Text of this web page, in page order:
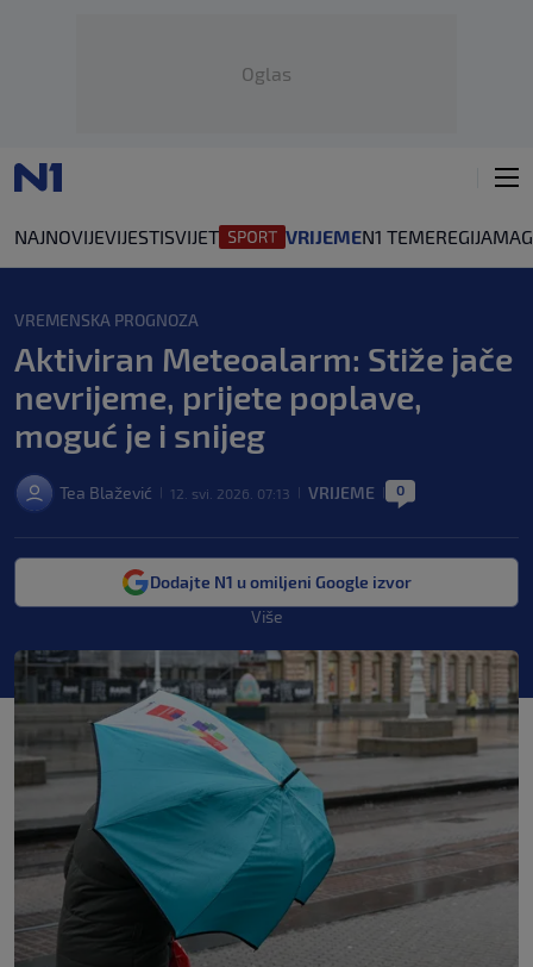
Oglas
NAJNOVIJEVIJESTISVIJET VRIJEMEN1 TEMEREGIJA
VREMENSKA PROGNOZA
Aktiviran Meteoalarm: Stiže jače
nevrijeme, prijete poplave,
moguć je i snijeg
Tea Blažević 12. svi. 2026. 07:13 VRIJEME 0
Dodajte N1 u omiljeni Google izvor
Više